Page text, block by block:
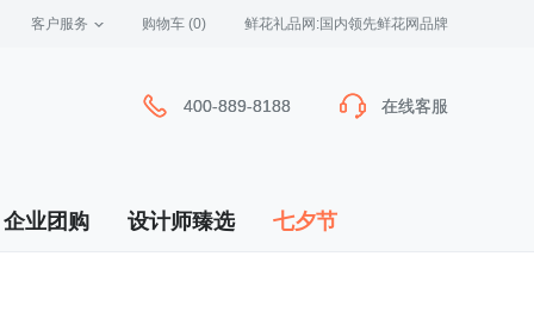
客户服务 购物车 (0) 鲜花礼品网:国内领先鲜花网品牌
400-889-8188 在线客服
400-889-8188 在线客服
企业团购 设计师臻选 七夕节